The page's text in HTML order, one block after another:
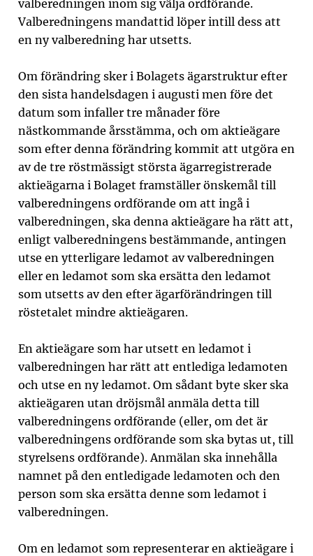
valberedningen inom sig välja ordförande.
Valberedningens mandattid löper intill dess att
en ny valberedning har utsetts.
Om förändring sker i Bolagets ägarstruktur efter
den sista handelsdagen i augusti men före det
datum som infaller tre månader före
nästkommande årsstämma, och om aktieägare
som efter denna förändring kommit att utgöra en
av de tre röstmässigt största ägarregistrerade
aktieägarna i Bolaget framställer önskemål till
valberedningens ordförande om att ingå i
valberedningen, ska denna aktieägare ha rätt att,
enligt valberedningens bestämmande, antingen
utse en ytterligare ledamot av valberedningen
eller en ledamot som ska ersätta den ledamot
som utsetts av den efter ägarförändringen till
röstetalet mindre aktieägaren.
En aktieägare som har utsett en ledamot i
valberedningen har rätt att entlediga ledamoten
och utse en ny ledamot. Om sådant byte sker ska
aktieägaren utan dröjsmål anmäla detta till
valberedningens ordförande (eller, om det är
valberedningens ordförande som ska bytas ut, till
styrelsens ordförande). Anmälan ska innehålla
namnet på den entledigade ledamoten och den
person som ska ersätta denne som ledamot i
valberedningen.
Om en ledamot som representerar en aktieägare i